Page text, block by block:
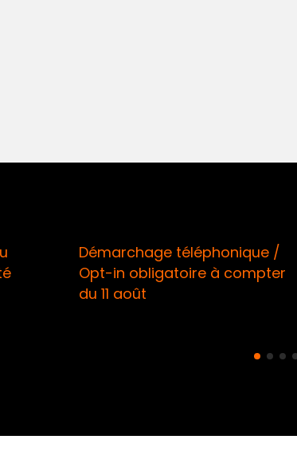
Démarchage téléphonique /
Opt-in obligatoire à compter
du 11 août